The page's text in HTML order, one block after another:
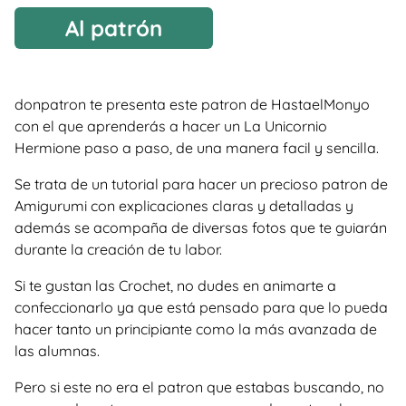
Al patrón
donpatron te presenta este patron de HastaelMonyo
con el que aprenderás a hacer un La Unicornio
Hermione paso a paso, de una manera facil y sencilla.
Se trata de un tutorial para hacer un precioso patron de
Amigurumi con explicaciones claras y detalladas y
además se acompaña de diversas fotos que te guiarán
durante la creación de tu labor.
Si te gustan las Crochet, no dudes en animarte a
confeccionarlo ya que está pensado para que lo pueda
hacer tanto un principiante como la más avanzada de
las alumnas.
Pero si este no era el patron que estabas buscando, no